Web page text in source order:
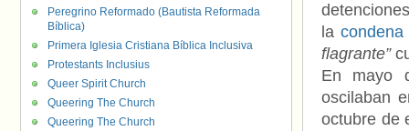
la
flagrante”
En mayo
oscilaban
octubre de
Peregrino Reformado (Bautista Reformada
Bíblica)
Primera Iglesia Cristiana Bíblica Inclusiva
Protestants Inclusius
Queer Spirit Church
Queering The Church
Queering The Church